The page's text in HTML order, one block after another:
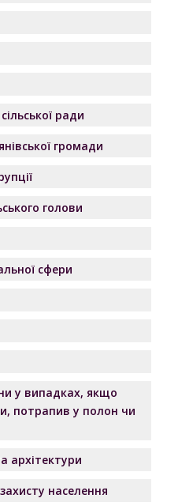
ради
громади
голови
сфери
у випадках, якщо
потрапив у полон чи
архітектури
населення